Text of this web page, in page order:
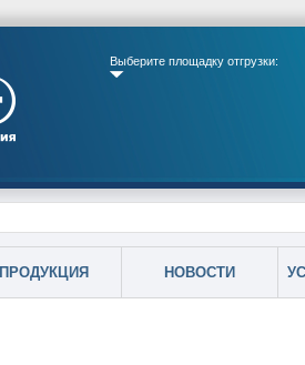
Выберите площадку отгрузки:
ПРОДУКЦИЯ НОВОСТИ